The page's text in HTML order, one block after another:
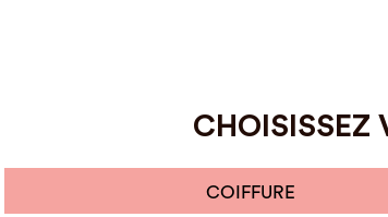
CHOISISSEZ
COIFFURE